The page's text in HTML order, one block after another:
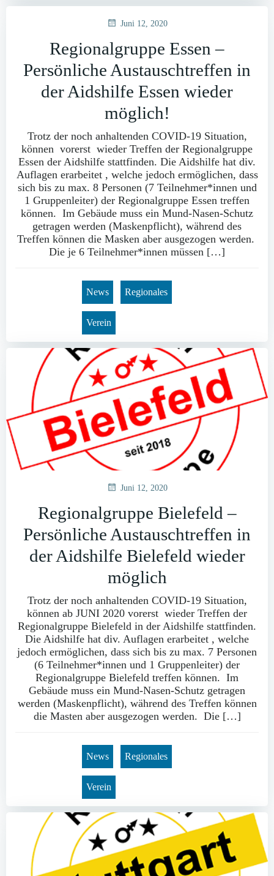
Juni 12, 2020
Regionalgruppe Essen –
Persönliche Austauschtreffen in
der Aidshilfe Essen wieder
möglich!
Trotz der noch anhaltenden COVID-19 Situation,
können vorerst wieder Treffen der Regionalgruppe
Essen der Aidshilfe stattfinden. Die Aidshilfe hat div.
Auflagen erarbeitet , welche jedoch ermöglichen, dass
sich bis zu max. 8 Personen (7 Teilnehmer*innen und
1 Gruppenleiter) der Regionalgruppe Essen treffen
können. Im Gebäude muss ein Mund-Nasen-Schutz
getragen werden (Maskenpflicht), während des
Treffen können die Masken aber ausgezogen werden.
Die je 6 Teilnehmer*innen müssen […]
News Regionales
Verein
Juni 12, 2020
Regionalgruppe Bielefeld –
Persönliche Austauschtreffen in
der Aidshilfe Bielefeld wieder
möglich
Trotz der noch anhaltenden COVID-19 Situation,
können ab JUNI 2020 vorerst wieder Treffen der
Regionalgruppe Bielefeld in der Aidshilfe stattfinden.
Die Aidshilfe hat div. Auflagen erarbeitet , welche
jedoch ermöglichen, dass sich bis zu max. 7 Personen
(6 Teilnehmer*innen und 1 Gruppenleiter) der
Regionalgruppe Bielefeld treffen können. Im
Gebäude muss ein Mund-Nasen-Schutz getragen
werden (Maskenpflicht), während des Treffen können
die Masten aber ausgezogen werden. Die […]
News Regionales
Verein